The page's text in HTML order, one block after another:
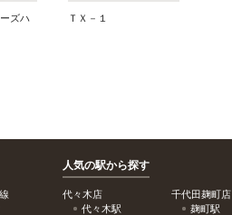
ズハ
ＴＸ－１
人気の駅から探す
代々木店
代々木駅
千代田麹町店
麹町駅